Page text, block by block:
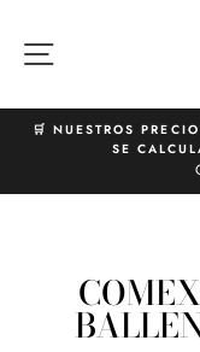
directamente
🛒 NUESTROS
SE